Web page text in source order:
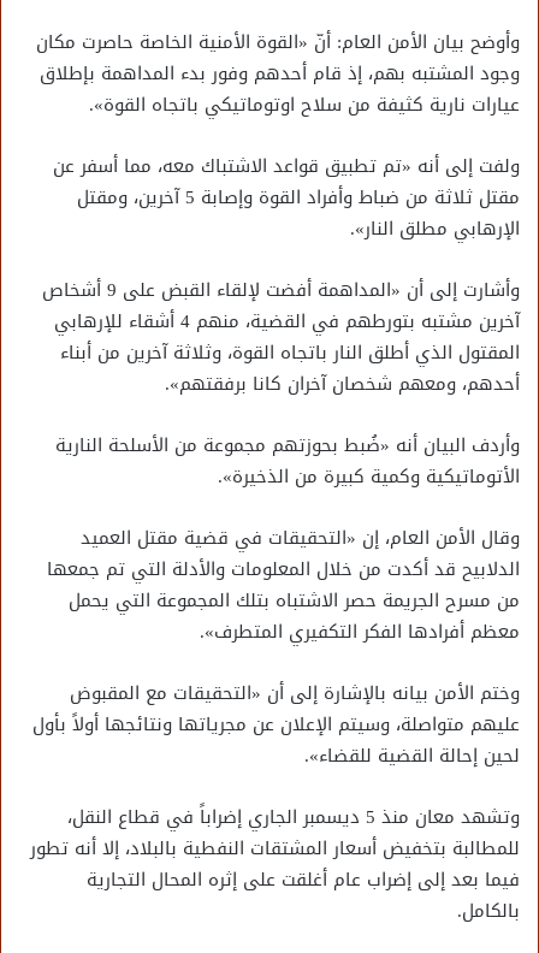
وأوضح بيان الأمن العام: أنّ «القوة الأمنية الخاصة حاصرت مكان
وجود المشتبه بهم، إذ قام أحدهم وفور بدء المداهمة بإطلاق
عيارات نارية كثيفة من سلاح اوتوماتيكي باتجاه القوة».
ولفت إلى أنه «تم تطبيق قواعد الاشتباك معه، مما أسفر عن
مقتل ثلاثة من ضباط وأفراد القوة وإصابة 5 آخرين، ومقتل
الإرهابي مطلق النار».
وأشارت إلى أن «المداهمة أفضت لإلقاء القبض على 9 أشخاص
آخرين مشتبه بتورطهم في القضية، منهم 4 أشقاء للإرهابي
المقتول الذي أطلق النار باتجاه القوة، وثلاثة آخرين من أبناء
أحدهم، ومعهم شخصان آخران كانا برفقتهم».
وأردف البيان أنه «ضُبط بحوزتهم مجموعة من الأسلحة النارية
الأتوماتيكية وكمية كبيرة من الذخيرة».
وقال الأمن العام، إن «التحقيقات في قضية مقتل العميد
الدلابيح قد أكدت من خلال المعلومات والأدلة التي تم جمعها
من مسرح الجريمة حصر الاشتباه بتلك المجموعة التي يحمل
معظم أفرادها الفكر التكفيري المتطرف».
وختم الأمن بيانه بالإشارة إلى أن «التحقيقات مع المقبوض
عليهم متواصلة، وسيتم الإعلان عن مجرياتها ونتائجها أولاً بأول
لحين إحالة القضية للقضاء».
وتشهد معان منذ 5 ديسمبر الجاري إضراباً في قطاع النقل،
للمطالبة بتخفيض أسعار المشتقات النفطية بالبلاد، إلا أنه تطور
فيما بعد إلى إضراب عام أغلقت على إثره المحال التجارية
بالكامل.